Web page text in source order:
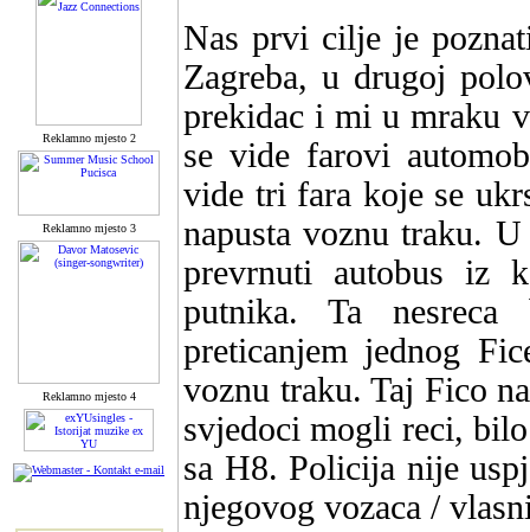
Reklamno mjesto 2
Reklamno mjesto 3
Reklamno mjesto 4
Nas prvi cilje je
Zagreba, u drugoj
prekidac i mi u mraku
se vide farovi
vide tri fara koje se
napusta voznu traku.
prevrnuti autobus iz
putnika. Ta nesreca
preticanjem jednog
voznu traku. Taj Fico
svjedoci mogli reci,
sa H8. Policija nije
njegovog vozaca /